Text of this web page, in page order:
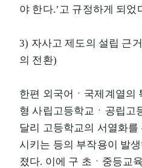
야 한다.’고 규정하게 되었
3) 자사고 제도의 설립 근
의 전환)
한편 외국어ㆍ국제계열의
형 사립고등학교ㆍ공립고
달리 고등학교의 서열화
시키는 등의 부작용이 발
졌다. 이에 구 초ㆍ중등교